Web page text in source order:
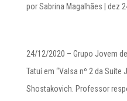
porSabrina Magalhães dez
24/12/2020 – Grupo Jovem
Tatuí em “Valsa nº 2 da Suíte
Shostakovich. Professor